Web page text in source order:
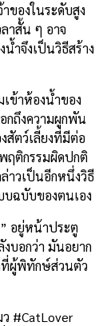
ของในระดับสูง
าสั้น ๆ อาจ
ำจึงเป็นวิธีสร้าง
ข้าห้องน้ำของ
กถึงความผูกพัน
สัตว์เลี้ยงที่มีต่อ
ฤติกรรมผิดปกติ
าวเป็นอีกหนึ่งวิธี
บฉบับของตนเอง
อยู่หน้าประตู
บอกว่า มันอยาก
ที่ผู้พิทักษ์ส่วนตัว
#CatLover